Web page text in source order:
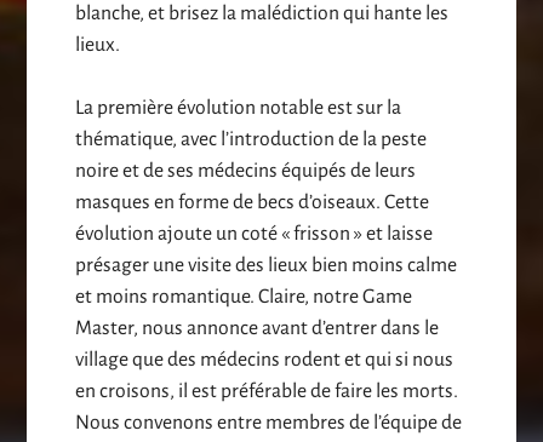
blanche, et brisez la malédiction qui hante les
lieux.
La première évolution notable est sur la
thématique, avec l’introduction de la peste
noire et de ses médecins équipés de leurs
masques en forme de becs d’oiseaux. Cette
évolution ajoute un coté « frisson » et laisse
présager une visite des lieux bien moins calme
et moins romantique. Claire, notre Game
Master, nous annonce avant d’entrer dans le
village que des médecins rodent et qui si nous
en croisons, il est préférable de faire les morts.
Nous convenons entre membres de l’équipe de